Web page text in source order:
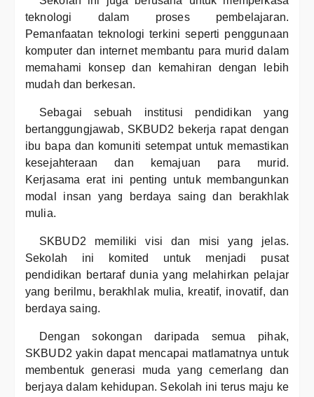
teknologi dalam proses pembelajaran.
Pemanfaatan teknologi terkini seperti penggunaan
komputer dan internet membantu para murid dalam
memahami konsep dan kemahiran dengan lebih
mudah dan berkesan.
Sebagai sebuah institusi pendidikan yang
bertanggungjawab, SKBUD2 bekerja rapat dengan
ibu bapa dan komuniti setempat untuk memastikan
kesejahteraan dan kemajuan para murid.
Kerjasama erat ini penting untuk membangunkan
modal insan yang berdaya saing dan berakhlak
mulia.
SKBUD2 memiliki visi dan misi yang jelas.
Sekolah ini komited untuk menjadi pusat
pendidikan bertaraf dunia yang melahirkan pelajar
yang berilmu, berakhlak mulia, kreatif, inovatif, dan
berdaya saing.
Dengan sokongan daripada semua pihak,
SKBUD2 yakin dapat mencapai matlamatnya untuk
membentuk generasi muda yang cemerlang dan
berjaya dalam kehidupan. Sekolah ini terus maju ke